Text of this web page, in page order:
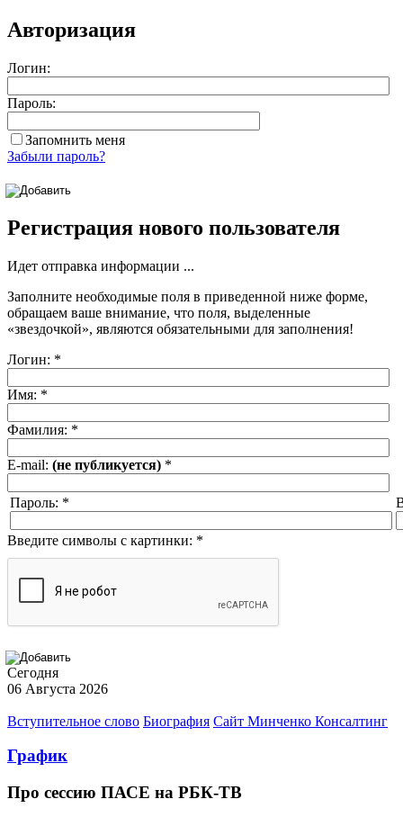
Авторизация
Логин:
Пароль:
Запомнить меня
Забыли пароль?
Регистрация нового пользователя
Идет отправка информации ...
Заполните необходимые поля в приведенной ниже форме,
обращаем ваше внимание, что поля, выделенные
«звездочкой», являются обязательными для заполнения!
Логин: *
Имя: *
Фамилия: *
E-mail: (не публикуется) *
Пароль: *
Введите символы с картинки: *
Сегодня
06 Августа 2026
Вступительное слово Биография Сайт Минченко Консалтинг
График
Про сессию ПАСЕ на РБК-ТВ